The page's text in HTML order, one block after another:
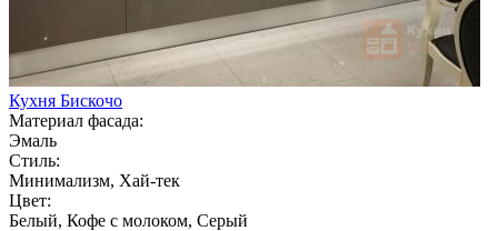
Кухня Бискочо
Материал фасада:
Эмаль
Стиль:
Минимализм, Хай-тек
Цвет:
Белый, Кофе с молоком, Серый